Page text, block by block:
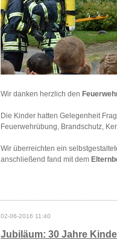
Wir danken herzlich den
Die Kinder hatten Gelegenheit
Feuerwehrübung, Brandschutz,
Wir überreichten ein
anschließend fand mit dem
02-06-2016 11:40
Jubiläum: 30 Jahre